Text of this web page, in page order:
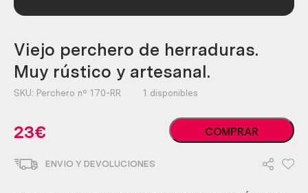
Viejo perchero de herraduras.
Muy rústico y artesanal.
SKU: Perchero nº 170-RR 1 disponibles
23€
Viejo
perchero
COMPRAR
ENVIO Y DEVOLUCIONES